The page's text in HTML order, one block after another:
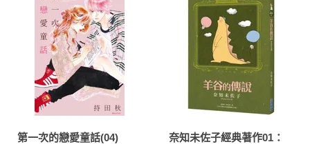
第一次的戀愛童話(04)
奈知未佐子經典著作01：